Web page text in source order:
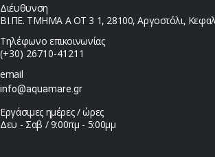
Διέυθυνση
ΒΙ.ΠΕ. ΤΜΗΜΑ Α ΟΤ 3 1, 28100, Αργοστόλι,
Τηλέφωνο επικοινωνίας
(+30) 26710-41211
email
info@aquamare.gr
Εργάσιμες ημέρες / ώρες
Δευ - Σαβ / 9:00πμ - 5:00μμ